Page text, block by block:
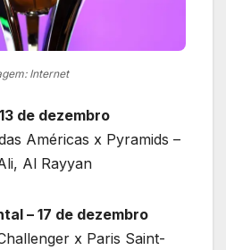
Internet
de dezembro
Américas x Pyramids –
Al Rayyan
– 17 de dezembro
x Paris Saint-